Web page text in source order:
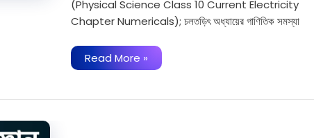
(Physical Science Class 10 Current Electricity
Chapter Numericals); চলতড়িৎ অধ্যায়ের গাণিতিক সমস্যা
চলতড়িৎ-
মাধ্যমিক
সমস্যা
Read More »